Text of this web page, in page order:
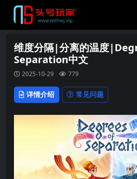
维度分隔|分离的温度
Separation中文
2025-10-29 779
详情介绍 常见问题